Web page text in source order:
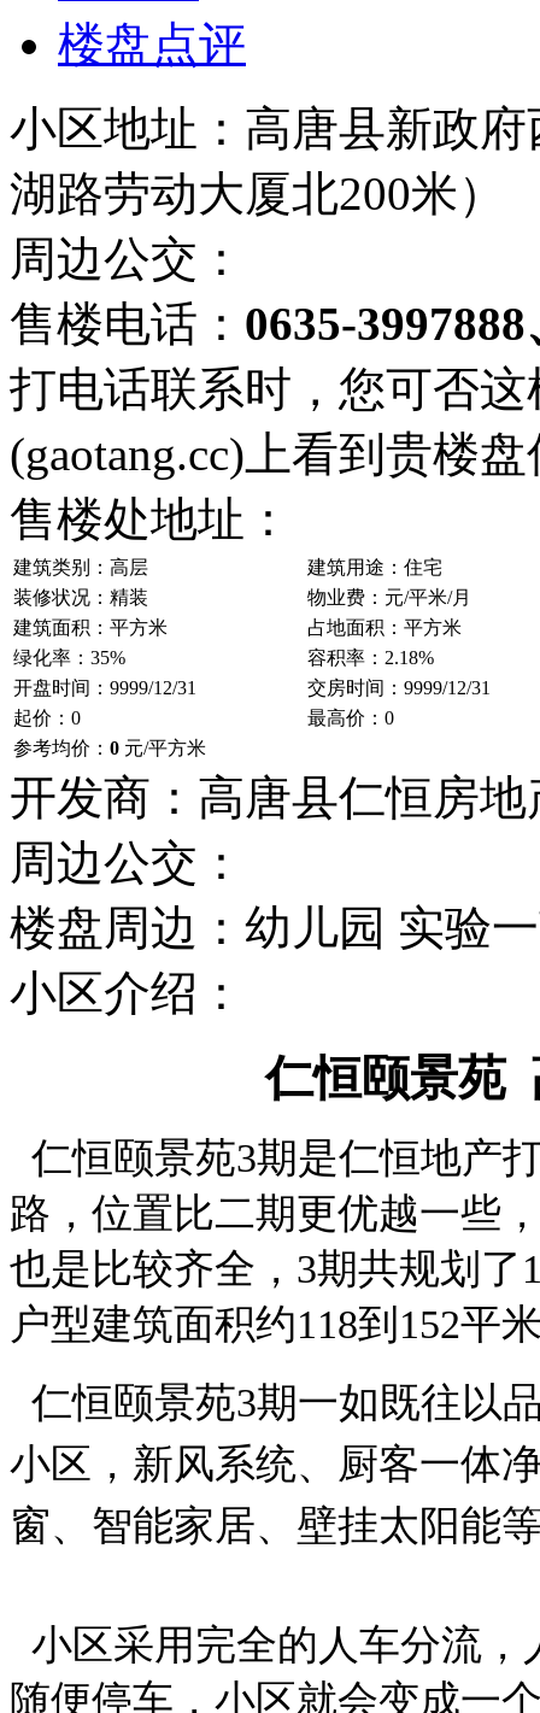
楼盘点评
小区地址：高唐县新政
湖路劳动大厦北200米）
周边公交：
售楼电话： 0635-
打电话联系时，您可否
(gaotang.cc)上看到贵楼
售楼处地址：
建筑类别：高层
建筑用途：住宅
装修状况：精装
物业费：元/平米/月
建筑面积：平方米
占地面积：平方米
绿化率：35%
容积率：2.18%
开盘时间：9999/12/31
交房时间：9999/12/31
起价：0
最高价：0
参考均价： 0 元/平方米
开发商：高唐县仁恒房
周边公交：
楼盘周边：幼儿园 实验
小区介绍：
仁恒颐景苑
仁恒颐景苑3期是仁恒地产
路，位置比二期更优越一些
也是比较齐全，3期共规划了
户型建筑面积约118到152平
仁恒颐景苑3期一如既往以
小区，新风系统、厨客一体
窗、智能家居、壁挂太阳
小区采用完全的人车分流
随便停车，小区就会变成一